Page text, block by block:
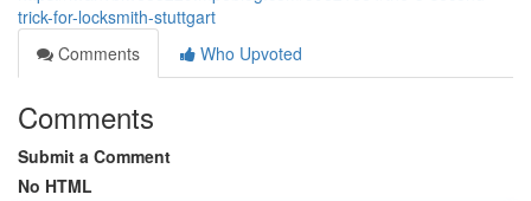
trick-for-locksmith-stuttgart
Comments
Who Upvoted
Comments
Submit a Comment
No HTML